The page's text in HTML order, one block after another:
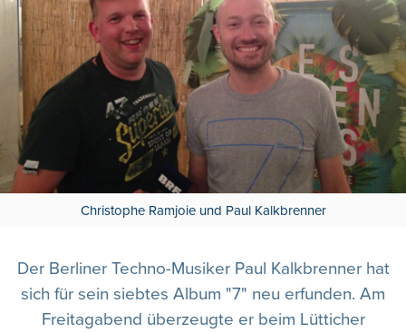
Christophe Ramjoie und Paul Kalkbrenner
Der Berliner Techno-Musiker Paul Kalkbrenner hat
sich für sein siebtes Album "7" neu erfunden. Am
Freitagabend überzeugte er beim Lütticher